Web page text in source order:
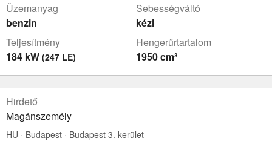
Üzemanyag
benzin
Sebességváltó
kézi
Teljesítmény
184 kW (247 LE)
Hengerűrtartalom
1950 cm³
Hirdető
Magánszemély
HU · Budapest · Budapest 3. kerület